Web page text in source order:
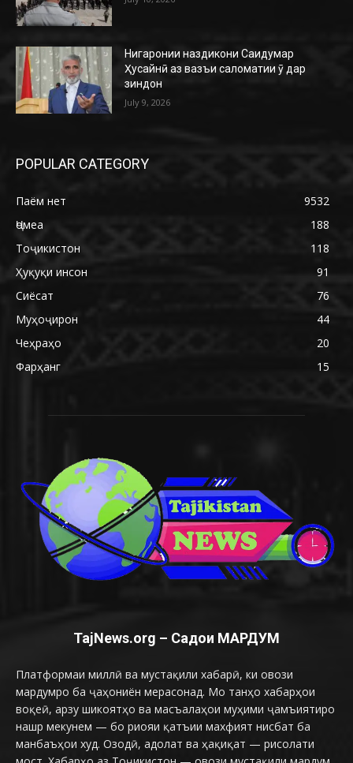
Нигаронии наздикони Саидумар
Ҳусайнӣ аз вазъи саломатии ӯ дар
зиндон
July 9, 2026
POPULAR CATEGORY
Паём нет
9532
Ҷомеа
188
Тоҷикистон
118
Ҳуқуқи инсон
91
Сиёсат
76
Муҳоҷирон
44
Чеҳраҳо
20
Фарҳанг
15
TajNews.org – Садои МАРДУМ
Платформаи миллӣ ва мустақили хабарӣ, ки овози
мардумро ба ҷаҳониён мерасонад. Мо танҳо хабарҳои
воқеӣ, арзу шикоятҳо ва масъалаҳои муҳими ҷамъиятиро
нашр мекунем — бо риояи қатъии махфият нисбат ба
манбаъҳои худ. Озодӣ, адолат ва ҳақиқат — рисолати